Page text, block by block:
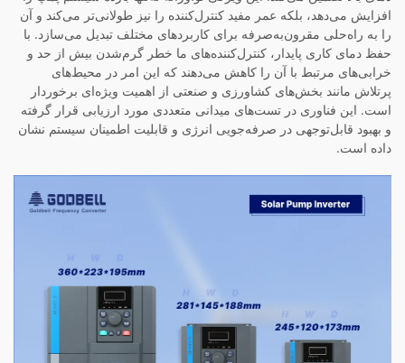
افزایش می‌دهد، بلکه عمر مفید کنترل‌کننده را نیز طولانی‌تر می‌کند و آن
را به راه‌حلی مقرون‌به‌صرفه برای کاربردهای مختلف تبدیل می‌سازد. با
حفظ دمای کاری پایدار، کنترل‌کننده‌های ما خطر گرم‌شدن بیش از حد و
خرابی‌های مرتبط با آن را کاهش می‌دهند که این امر در محیط‌های
پرتلاش مانند بخش‌های کشاورزی و صنعتی از اهمیت ویژه‌ای برخوردار
است. این فناوری در تست‌های میدانی متعددی مورد ارزیابی قرار گرفته
و بهبود قابل‌توجهی در صرفه‌جویی انرژی و قابلیت اطمینان سیستم نشان
داده است.